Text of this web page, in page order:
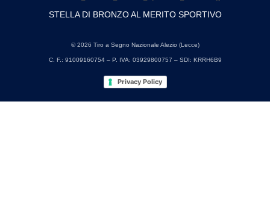
STELLA DI BRONZO AL MERITO SPORTIVO
© 2026 Tiro a Segno Nazionale Alezio (Lecce)
C. F.: 91009160754 – P. IVA: 03929800757 – SDI: KRRH6B9
Privacy Policy